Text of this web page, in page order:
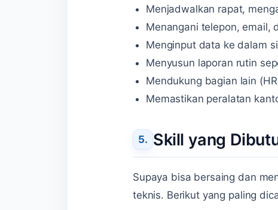
Menjadwalkan rapat,
Menangani telepon, email,
Menginput data ke dalam
Menyusun laporan rutin
Mendukung bagian lain
Memastikan peralatan
Skill yang
Supaya bisa bersaing dan
teknis. Berikut yang paling